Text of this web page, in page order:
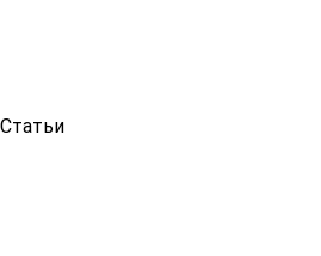
Статьи